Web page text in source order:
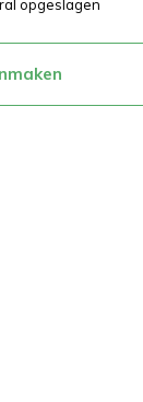
opgeslagen